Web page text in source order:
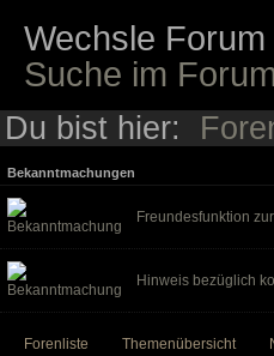
Wechsle Forum
Suche im
Du bist hier:
Bekanntmachungen
Freundesfunktion
Hinweis bezüglich
Forenliste Themenübersicht